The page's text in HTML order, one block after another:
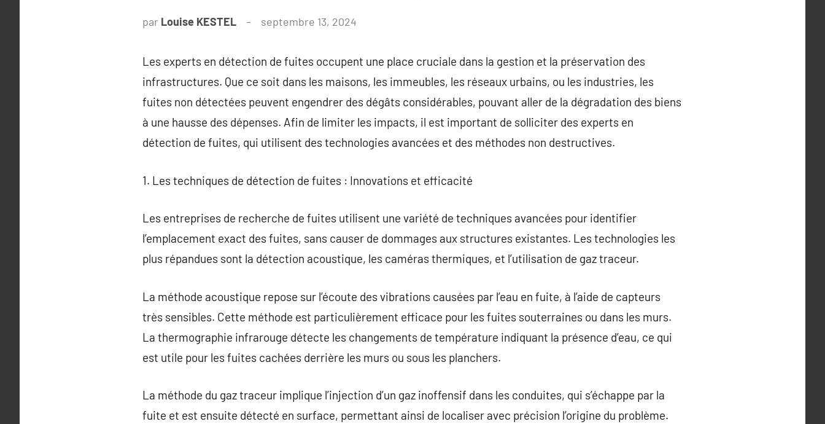
par Louise KESTEL septembre 13, 2024
Les experts en détection de fuites occupent une place cruciale dans la gestion et la préservation des
infrastructures. Que ce soit dans les maisons, les immeubles, les réseaux urbains, ou les industries, les
fuites non détectées peuvent engendrer des dégâts considérables, pouvant aller de la dégradation des biens
à une hausse des dépenses. Afin de limiter les impacts, il est important de solliciter des experts en
détection de fuites, qui utilisent des technologies avancées et des méthodes non destructives.
1. Les techniques de détection de fuites : Innovations et efficacité
Les entreprises de recherche de fuites utilisent une variété de techniques avancées pour identifier
l’emplacement exact des fuites, sans causer de dommages aux structures existantes. Les technologies les
plus répandues sont la détection acoustique, les caméras thermiques, et l’utilisation de gaz traceur.
La méthode acoustique repose sur l’écoute des vibrations causées par l’eau en fuite, à l’aide de capteurs
très sensibles. Cette méthode est particulièrement efficace pour les fuites souterraines ou dans les murs.
La thermographie infrarouge détecte les changements de température indiquant la présence d’eau, ce qui
est utile pour les fuites cachées derrière les murs ou sous les planchers.
La méthode du gaz traceur implique l’injection d’un gaz inoffensif dans les conduites, qui s’échappe par la
fuite et est ensuite détecté en surface, permettant ainsi de localiser avec précision l’origine du problème.